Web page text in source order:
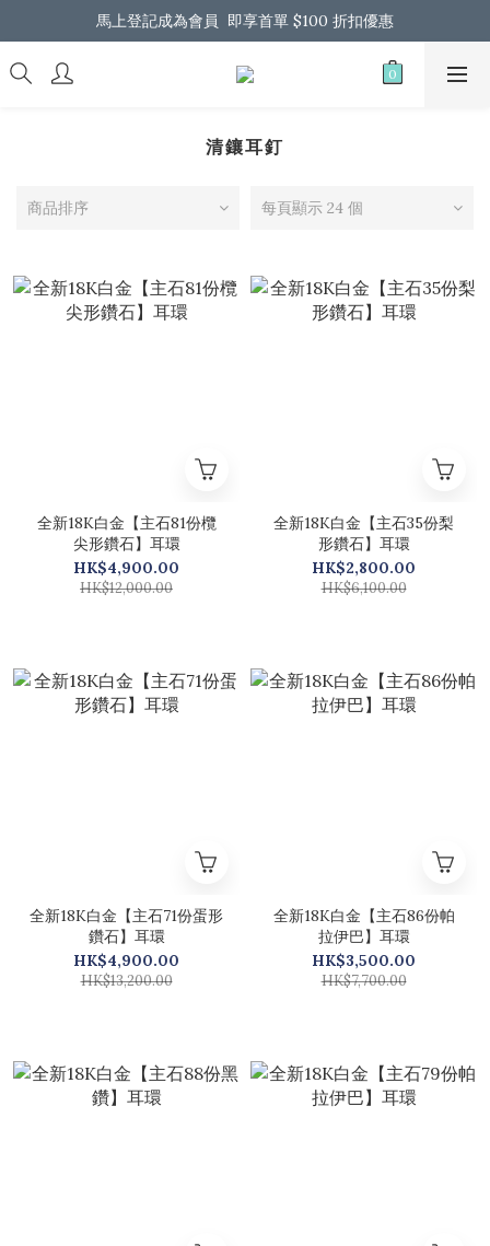
馬上登記成為會員  即享首單 $100 折扣優惠
馬上登記成為會員  即享首單 $100 折扣優惠
全港免運 歡迎 Whatsapp 我們了解更多
清鑲耳釘
商品排序 每頁顯示 24 個
全新18K白金【主石81份欖
尖形鑽石】耳環
HK$4,900.00
HK$12,000.00
全新18K白金【主石35份梨
形鑽石】耳環
HK$2,800.00
HK$6,100.00
全新18K白金【主石71份蛋形
鑽石】耳環
HK$4,900.00
HK$13,200.00
全新18K白金【主石86份帕
拉伊巴】耳環
HK$3,500.00
HK$7,700.00